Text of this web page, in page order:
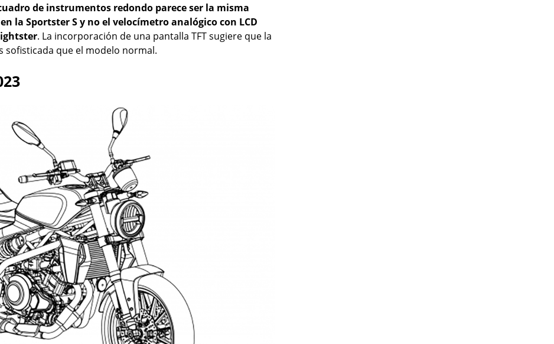
de instrumentos redondo parece ser la misma
la Sportster S y no el velocímetro analógico con LCD
. La incorporación de una pantalla TFT sugiere que la
sofisticada que el modelo normal.